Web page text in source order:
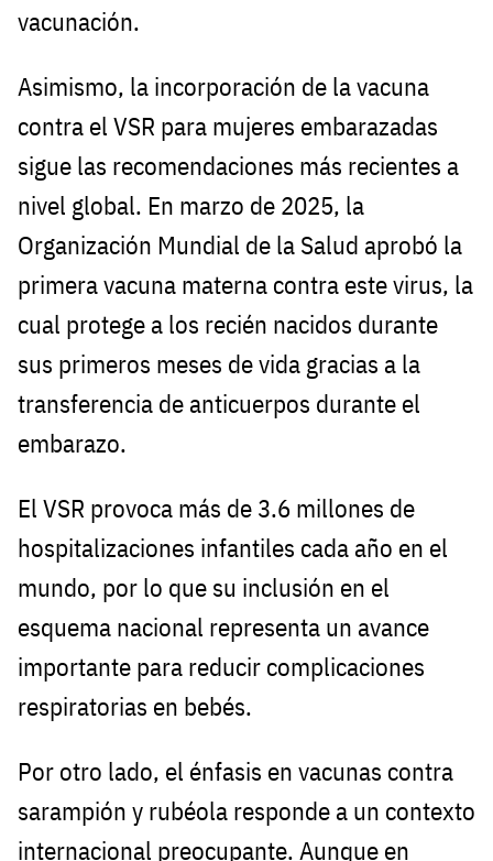
vacunación.
Asimismo, la incorporación de la vacuna
contra el VSR para mujeres embarazadas
sigue las recomendaciones más recientes a
nivel global. En marzo de 2025, la
Organización Mundial de la Salud aprobó la
primera vacuna materna contra este virus, la
cual protege a los recién nacidos durante
sus primeros meses de vida gracias a la
transferencia de anticuerpos durante el
embarazo.
El VSR provoca más de 3.6 millones de
hospitalizaciones infantiles cada año en el
mundo, por lo que su inclusión en el
esquema nacional representa un avance
importante para reducir complicaciones
respiratorias en bebés.
Por otro lado, el énfasis en vacunas contra
sarampión y rubéola responde a un contexto
internacional preocupante. Aunque en